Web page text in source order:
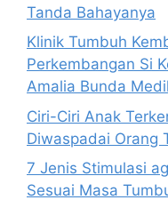
Tanda Bahayanya
Klinik Tumbuh
Perkembangan Si
Amalia Bunda
Ciri-Ciri Anak
Diwaspadai Orang
7 Jenis Stimulasi
Sesuai Masa